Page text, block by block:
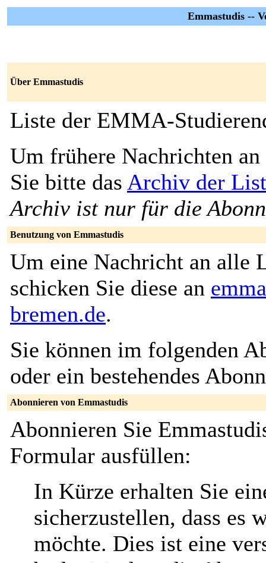
Emmastudis --
Über Emmastudis
Liste der EMMA-
Um frühere Nachrichten an
Sie bitte das Archiv der
Archiv ist nur für die
Benutzung von Emmastudis
Um eine Nachricht an alle
schicken Sie diese an
bremen.de.
Sie können im folgenden
oder ein bestehendes
Abonnieren von Emmastudis
Abonnieren Sie
Formular ausfüllen:
In Kürze erhalten Sie
sicherzustellen, dass es
möchte. Dies ist eine